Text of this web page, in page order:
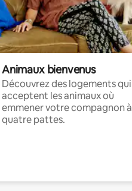
Animaux bienvenus
Découvrez des logements qui
acceptent les animaux où
emmener votre compagnon à
quatre pattes.